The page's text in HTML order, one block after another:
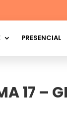
PRESENCIAL
17 –